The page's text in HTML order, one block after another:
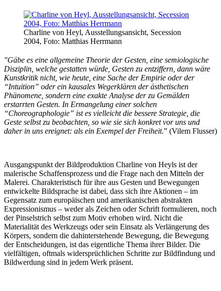
Charline von Heyl, Ausstellungsansicht, Secession
2004, Foto: Matthias Herrmann
"Gäbe es eine allgemeine Theorie der Gesten, eine semiologische
Disziplin, welche gestatten würde, Gesten zu entziffern, dann wäre
Kunstkritik nicht, wie heute, eine Sache der Empirie oder der
“Intuition” oder ein kausales Wegerklären der ästhetischen
Phänomene, sondern eine exakte Analyse der zu Gemälden
erstarrten Gesten. In Ermangelung einer solchen
“Choreographologie” ist es vielleicht die bessere Strategie, die
Geste selbst zu beobachten, so wie sie sich konkret vor uns und
daher in uns ereignet: als ein Exempel der Freiheit.” (Vilem Flusser)
Ausgangspunkt der Bildproduktion Charline von Heyls ist der
malerische Schaffensprozess und die Frage nach den Mitteln der
Malerei. Charakteristisch für ihre aus Gesten und Bewegungen
entwickelte Bildsprache ist dabei, dass sich ihre Aktionen – im
Gegensatz zum europäischen und amerikanischen abstrakten
Expressionismus – weder als Zeichen oder Schrift formulieren, noch
der Pinselstrich selbst zum Motiv erhoben wird. Nicht die
Materialität des Werkzeugs oder sein Einsatz als Verlängerung des
Körpers, sondern die dahinterstehende Bewegung, die Bewegung
der Entscheidungen, ist das eigentliche Thema ihrer Bilder. Die
vielfältigen, oftmals widersprüchlichen Schritte zur Bildfindung und
Bildwerdung sind in jedem Werk präsent.